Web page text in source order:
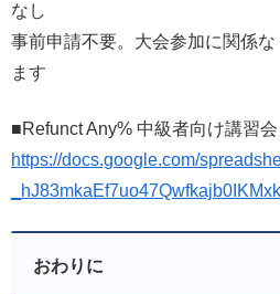
なし
事前申請不要。大会参加に関係
ます
■Refunct Any% 中級者向け講習
https://docs.google.com/
おわりに